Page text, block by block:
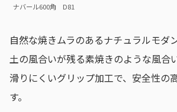
ナバール600角 D81
自然な焼きムラのあるナチュラルモダ
土の風合いが残る素焼きのような風合
滑りにくいグリップ加工で、安全性の
す。